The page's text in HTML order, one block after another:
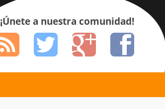
¡Únete a nuestra comunidad!